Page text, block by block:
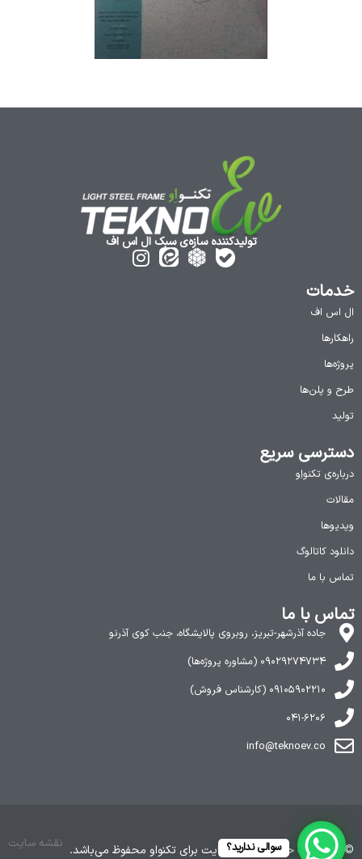
تولیدکننده سازه‌ی سبک ال اس اف
خدمات
ال اس اف
راهکارها
پروژه‌ها
طرح و پلن‌ها
تولید
دسترسی سریع
درباره‌ی تکنواِو
مقالات
ویدیوها
دانلود کاتالوگ
تماس با ما
تماس با ما
جاده آذرشهر-تبریز، روبروی پالایشگاه، جنب کوی آذرنو
۰۹۰۲۹۲۷۴۷۳۴ (مشاوره پروژه‌ها)
۰۹۱۰۵۹۰۲۲۱۰ (کارشناس فروش)
۰۴۱-۶۲۰۶
info@teknoev.co
© ۱۴۰۵ کلیه حقوق این وب‌سایت برای تکنواو محفوظ می‌باشد. نقشه سایت سوالی ندارید؟